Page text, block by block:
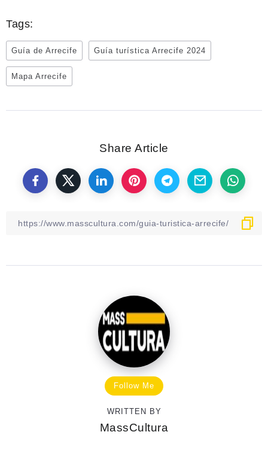
Tags:
Guía de Arrecife Guía turística Arrecife 2024
Mapa Arrecife
Share Article
Follow Me
WRITTEN BY
MassCultura